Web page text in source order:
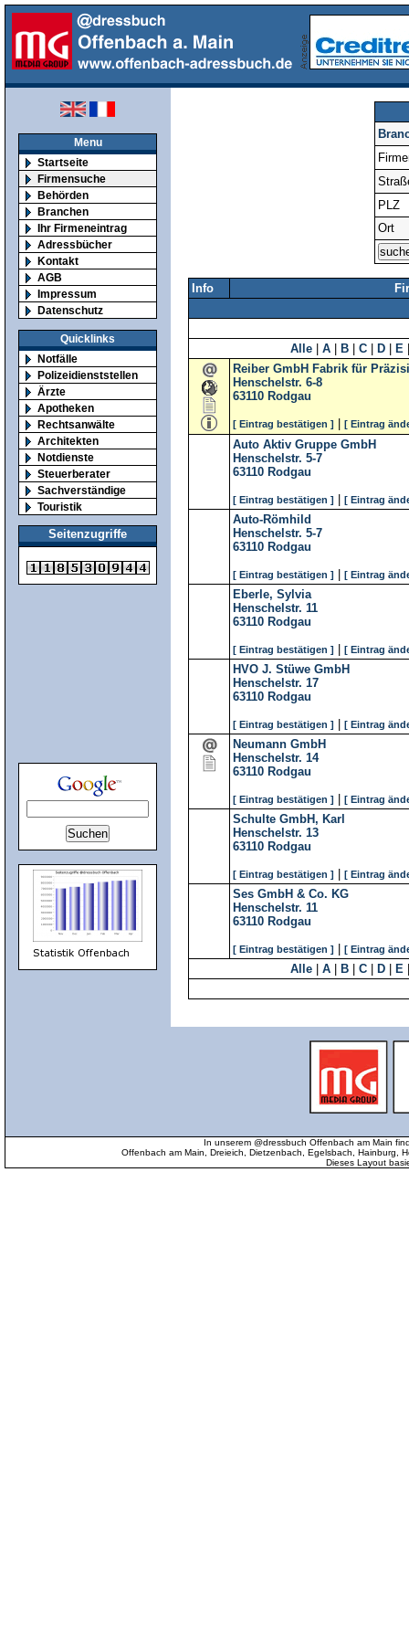
Menu
Startseite
Firmensuche
Behörden
Branchen
Ihr Firmeneintrag
Adressbücher
Kontakt
AGB
Impressum
Datenschutz
Quicklinks
Notfälle
Polizeidienststellen
Ärzte
Apotheken
Rechtsanwälte
Architekten
Notdienste
Steuerberater
Sachverständige
Touristik
Seitenzugriffe
PLZ
Ort
Info
Alle A B C D E
Reiber GmbH Fabrik für
Henschelstr. 6-8
63110 Rodgau
[ Eintrag bestätigen ] [ Eintrag
Auto Aktiv Gruppe GmbH
Henschelstr. 5-7
63110 Rodgau
[ Eintrag bestätigen ] [ Eintrag
Auto-Römhild
Henschelstr. 5-7
63110 Rodgau
[ Eintrag bestätigen ] [ Eintrag
Eberle, Sylvia
Henschelstr. 11
63110 Rodgau
[ Eintrag bestätigen ] [ Eintrag
HVO J. Stüwe GmbH
Henschelstr. 17
63110 Rodgau
[ Eintrag bestätigen ] [ Eintrag
Neumann GmbH
Henschelstr. 14
63110 Rodgau
[ Eintrag bestätigen ] [ Eintrag
Schulte GmbH, Karl
Henschelstr. 13
63110 Rodgau
[ Eintrag bestätigen ] [ Eintrag
Ses GmbH & Co. KG
Henschelstr. 11
63110 Rodgau
[ Eintrag bestätigen ] [ Eintrag
Alle A B C D E
In unserem @dressbuch Offenbach am Main
Offenbach am Main, Dreieich, Dietzenbach, Egelsbach, Hainburg,
Dieses Layout